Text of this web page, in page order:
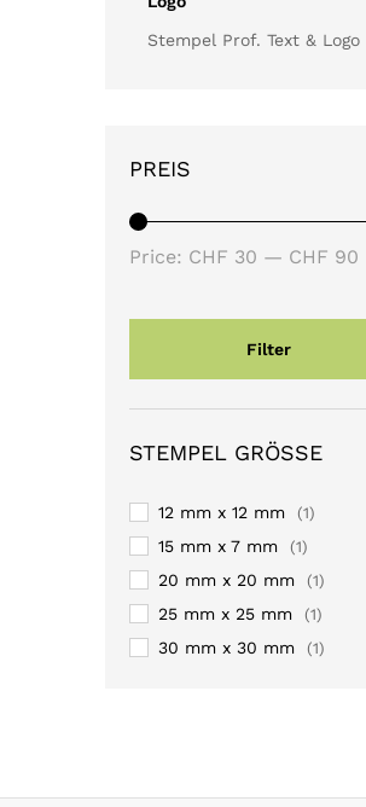
Stempel Prof. Text & Logo
PREIS
Filter
Price: CHF 30 — CHF 90
STEMPEL GRÖSSE
12 mm x 12 mm (1)
15 mm x 7 mm (1)
20 mm x 20 mm (1)
25 mm x 25 mm (1)
30 mm x 30 mm (1)